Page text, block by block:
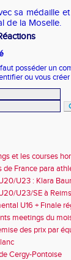
sa médaille
de la Moselle.
posséder un
ou vous
et les courses
de France para
multiples
U23 : Klara
U23/SE à
U16 + Finale
meetings du
des prix par
Cergy-Pontoise